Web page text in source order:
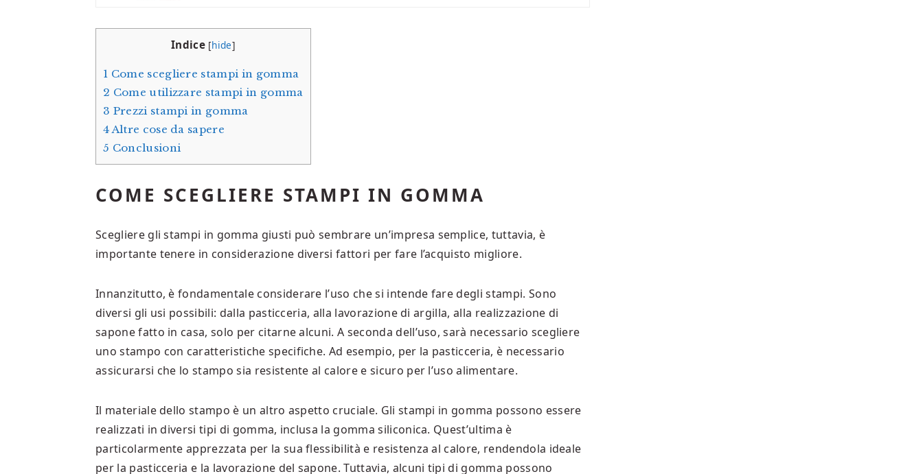
Indice [hide]
1 Come scegliere stampi in gomma
2 Come utilizzare stampi in gomma
3 Prezzi stampi in gomma
4Altre cose da sapere
5 Conclusioni
COME SCEGLIERE STAMPI IN GOMMA
Scegliere gli stampi in gomma giusti può sembrare un’impresa semplice, tuttavia, è
importante tenere in considerazione diversi fattori per fare l’acquisto migliore.
Innanzitutto, è fondamentale considerare l’uso che si intende fare degli stampi. Sono
diversi gli usi possibili: dalla pasticceria, alla lavorazione di argilla, alla realizzazione di
sapone fatto in casa, solo per citarne alcuni. A seconda dell’uso, sarà necessario scegliere
uno stampo con caratteristiche specifiche. Ad esempio, per la pasticceria, è necessario
assicurarsi che lo stampo sia resistente al calore e sicuro per l’uso alimentare.
Il materiale dello stampo è un altro aspetto cruciale. Gli stampi in gomma possono essere
realizzati in diversi tipi di gomma, inclusa la gomma siliconica. Quest’ultima è
particolarmente apprezzata per la sua flessibilità e resistenza al calore, rendendola ideale
per la pasticceria e la lavorazione del sapone. Tuttavia, alcuni tipi di gomma possono